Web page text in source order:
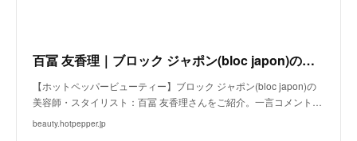
百冨 友香理｜ブロック ジャポン(bloc japon)の美容師・スタイリスト｜ホットペッパービューティー
【ホットペッパービューティー】ブロック ジャポン(bloc japon)の
美容師・スタイリスト：百冨 友香理さんをご紹介。一言コメント…
beauty.hotpepper.jp